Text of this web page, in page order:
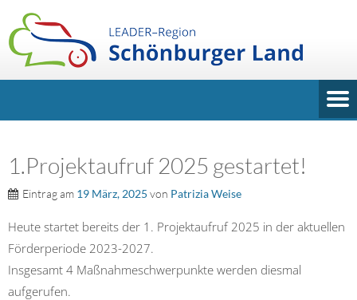
1.Projektaufruf 2025 gestartet!
Eintrag am 19 März, 2025 von Patrizia Weise
Heute startet bereits der 1. Projektaufruf 2025 in der aktuellen
Förderperiode 2023-2027.
Insgesamt 4 Maßnahmeschwerpunkte werden diesmal
aufgerufen.